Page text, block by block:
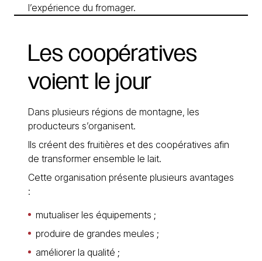
l’expérience du fromager.
Les coopératives
voient le jour
Dans plusieurs régions de montagne, les
producteurs s’organisent.
Ils créent des fruitières et des coopératives afin
de transformer ensemble le lait.
Cette organisation présente plusieurs avantages
:
mutualiser les équipements ;
produire de grandes meules ;
améliorer la qualité ;